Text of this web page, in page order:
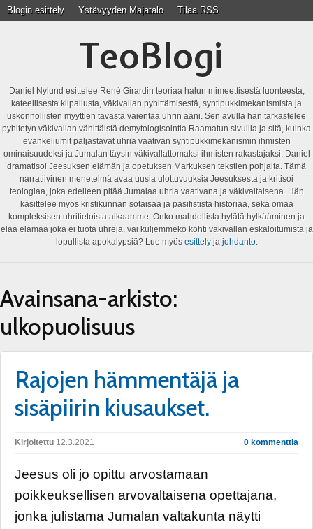
Blogin esittely Ystävyyden Majatalo Tilaa RSS
TeoBlogi
Daniel Nylund esittelee René Girardin teoriaa halun mimeettisestä luonteesta,
kateellisesta kilpailusta, väkivallan pyhittämisestä, syntipukkimekanismista ja
uskonnollisten myyttien tavasta vaientaa uhrin ääni. Sen avulla hän tarkastelee
pyhitetyn väkivallan vähittäistä demytologisointia Raamatun sivuilla ja sitä, kuinka
evankeliumit paljastavat uhria vaativan syntipukkimekanismin ihmisten
ominaisuudeksi ja Jumalan täysin väkivallattomaksi ihmisten rakastajaksi. Daniel
dramatisoi Jeesuksen elämän ja opetuksen Markuksen tekstien pohjalta. Tämä
narratiivinen menetelmä avaa uusia ulottuvuuksia Jeesuksesta ja kritisoi
teologiaa, joka edelleen pitää Jumalaa uhria vaativana ja väkivaltaisena. Hän
käsittelee myös kristikunnan sotaisaa ja pasifistista historiaa, sekä omaa
kompleksisen uhritietoista aikaamme. Onko mahdollista hylätä hylkääminen ja
elää elämää joka ei tuota uhreja, vai kuljemmeko kohti väkivallan eskaloitumista ja
lopullista apokalypsiä? Lue myös esittelyja johdanto.
Avainsana-arkisto:
ulkopuolisuus
Rajojen hämmentäjä ja
sisäpiirin kiusaukset.
Kirjoitettu 12.3.2021 0 kommenttia
Jeesus oli jo opittu arvostamaan
poikkeuksellisen arvovaltaisena opettajana,
jonka julistama Jumalan valtakunta näytti